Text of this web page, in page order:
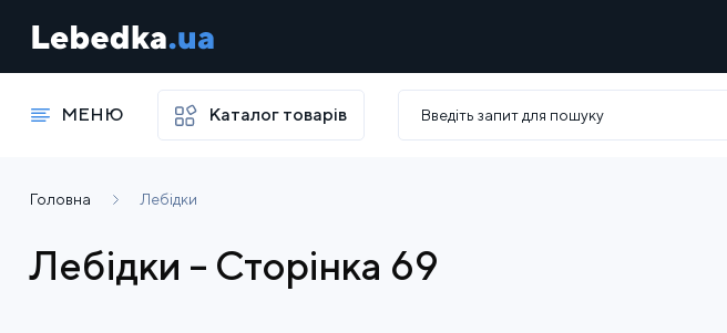
МЕНЮ Каталог товарів
Головна Лебідки
Лебідки – Сторінка 69